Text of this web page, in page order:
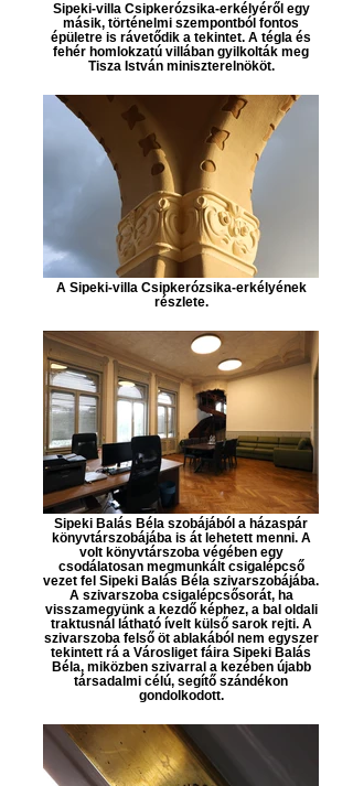
Sipeki-villa Csipkerózsika-erkélyéről egy
másik, történelmi szempontból fontos
épületre is rávetődik a tekintet. A tégla és
fehér homlokzatú villában gyilkolták meg
Tisza István miniszterelnököt.
A Sipeki-villa Csipkerózsika-erkélyének
részlete.
Sipeki Balás Béla szobájából a házaspár
könyvtárszobájába is át lehetett menni. A
volt könyvtárszoba végében egy
csodálatosan megmunkált csigalépcső
vezet fel Sipeki Balás Béla szivarszobájába.
A szivarszoba csigalépcsősorát, ha
visszamegyünk a kezdő képhez, a bal oldali
traktusnál látható ívelt külső sarok rejti. A
szivarszoba felső öt ablakából nem egyszer
tekintett rá a Városliget fáira Sipeki Balás
Béla, miközben szivarral a kezében újabb
társadalmi célú, segítő szándékon
gondolkodott.